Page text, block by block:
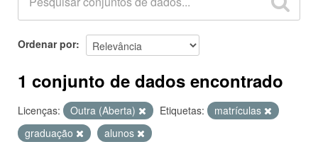
Sobre
Ordenar por
1 conjunto de dados encontrado
Licenças: Outra (Aberta) Etiquetas:
matrículas
graduação
alunos